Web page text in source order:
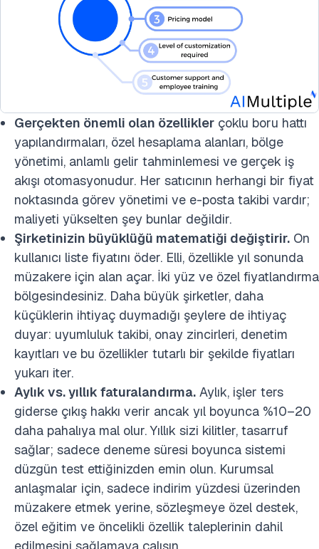
Gerçekten önemli olan özellikler çoklu boru hattı
yapılandırmaları, özel hesaplama alanları, bölge
yönetimi, anlamlı gelir tahminlemesi ve gerçek iş
akışı otomasyonudur. Her satıcının herhangi bir fiyat
noktasında görev yönetimi ve e-posta takibi vardır;
maliyeti yükselten şey bunlar değildir.
Şirketinizin büyüklüğü matematiği değiştirir. On
kullanıcı liste fiyatını öder. Elli, özellikle yıl sonunda
müzakere için alan açar. İki yüz ve özel fiyatlandırma
bölgesindesiniz. Daha büyük şirketler, daha
küçüklerin ihtiyaç duymadığı şeylere de ihtiyaç
duyar: uyumluluk takibi, onay zincirleri, denetim
kayıtları ve bu özellikler tutarlı bir şekilde fiyatları
yukarı iter.
Aylık vs. yıllık faturalandırma. Aylık, işler ters
giderse çıkış hakkı verir ancak yıl boyunca %10–20
daha pahalıya mal olur. Yıllık sizi kilitler, tasarruf
sağlar; sadece deneme süresi boyunca sistemi
düzgün test ettiğinizden emin olun. Kurumsal
anlaşmalar için, sadece indirim yüzdesi üzerinden
müzakere etmek yerine, sözleşmeye özel destek,
özel eğitim ve öncelikli özellik taleplerinin dahil
edilmesini sağlamaya çalışın.